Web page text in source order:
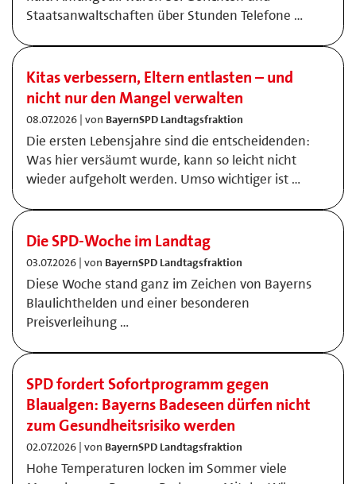
Staatsanwaltschaften über Stunden Telefone …
Kitas verbessern, Eltern entlasten – und
nicht nur den Mangel verwalten
08.07.2026 | von BayernSPD Landtagsfraktion
Die ersten Lebensjahre sind die entscheidenden:
Was hier versäumt wurde, kann so leicht nicht
wieder aufgeholt werden. Umso wichtiger ist …
Die SPD-Woche im Landtag
03.07.2026 | von BayernSPD Landtagsfraktion
Diese Woche stand ganz im Zeichen von Bayerns
Blaulichthelden und einer besonderen
Preisverleihung …
SPD fordert Sofortprogramm gegen
Blaualgen: Bayerns Badeseen dürfen nicht
zum Gesundheitsrisiko werden
02.07.2026 | von BayernSPD Landtagsfraktion
Hohe Temperaturen locken im Sommer viele